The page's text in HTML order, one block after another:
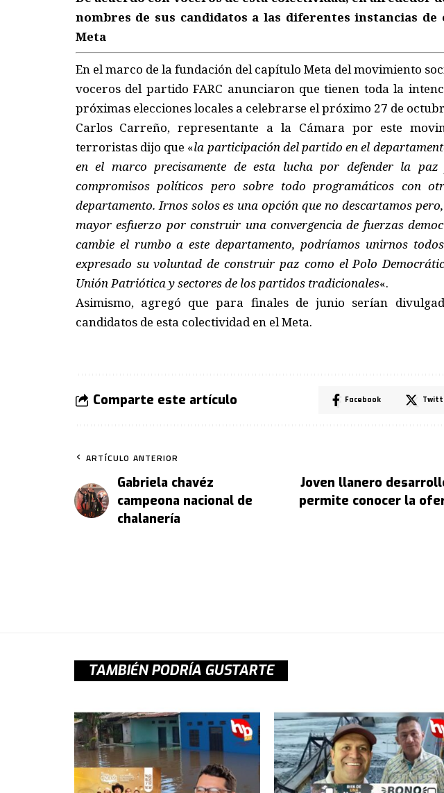
nombres de sus candidatos a las diferentes instancias
Meta
En el marco de la fundación del capítulo Meta del movimiento
voceros del partido FARC anunciaron que tienen toda la
próximas elecciones locales a celebrarse el próximo 27 de
Carlos Carreño, representante a la Cámara por este
terroristas dijo que «la participación del partido en el
en el marco precisamente de esta lucha por defender la
compromisos políticos pero sobre todo programáticos con
departamento. Irnos solos es una opción que no descartamos
mayor esfuerzo por construir una convergencia de fuerzas
cambie el rumbo a este departamento, podríamos unirnos
expresado su voluntad de construir paz como el Polo
Unión Patriótica y sectores de los partidos tradicionales«.
Asimismo, agregó que para finales de junio serían
candidatos de esta colectividad en el Meta.
Comparte este artículo Facebook
ARTÍCULO ANTERIOR
Gabriela chavéz
campeona nacional de
chalanería
Joven llanero
permite conocer la
TAMBIÉN PODRÍA GUSTARTE